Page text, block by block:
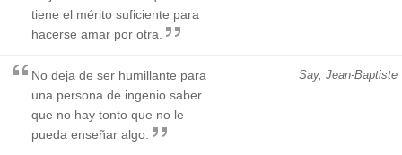
tiene el mérito suficiente para
hacerse amar por otra.
Say, Jean-Baptiste
No deja de ser humillante para
una persona de ingenio saber
que no hay tonto que no le
pueda enseñar algo.